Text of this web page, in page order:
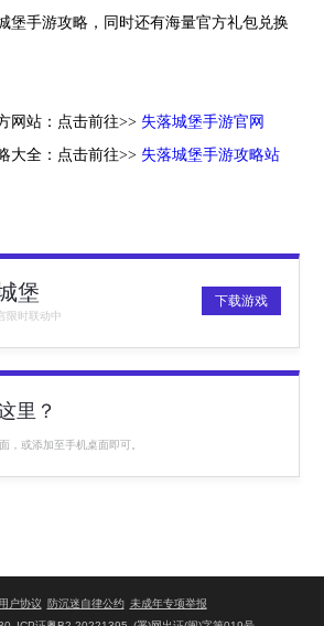
堡手游攻略，同时还有海量官方礼包兑换
网站：点击前往>> 失落城堡手游官网
大全：点击前往>> 失落城堡手游攻略站
堡
限时联动中
下载游戏
里？
，或添加至手机桌面即可。
用户协议 防沉迷自律公约 未成年专项举报